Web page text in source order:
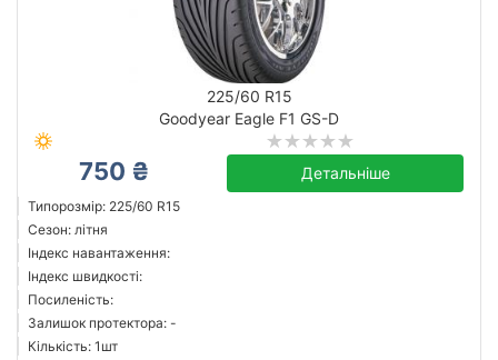
225/60 R15
Goodyear Eagle F1 GS-D
750 ₴ Детальніше
Типорозмір: 225/60 R15
Сезон: літня
Індекс навантаження:
Індекс швидкості:
Посиленість:
Залишок протектора: -
Кількість: 1шт